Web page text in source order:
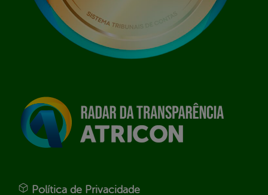
Política de Privacidade